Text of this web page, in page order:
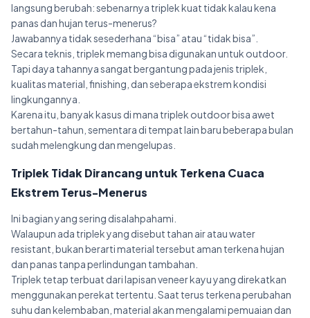
langsung berubah: sebenarnya triplek kuat tidak kalau kena
panas dan hujan terus-menerus?
Jawabannya tidak sesederhana “bisa” atau “tidak bisa”.
Secara teknis, triplek memang bisa digunakan untuk outdoor.
Tapi daya tahannya sangat bergantung pada jenis triplek,
kualitas material, finishing, dan seberapa ekstrem kondisi
lingkungannya.
Karena itu, banyak kasus di mana triplek outdoor bisa awet
bertahun-tahun, sementara di tempat lain baru beberapa bulan
sudah melengkung dan mengelupas.
Triplek Tidak Dirancang untuk Terkena Cuaca
Ekstrem Terus-Menerus
Ini bagian yang sering disalahpahami.
Walaupun ada triplek yang disebut tahan air atau water
resistant, bukan berarti material tersebut aman terkena hujan
dan panas tanpa perlindungan tambahan.
Triplek tetap terbuat dari lapisan veneer kayu yang direkatkan
menggunakan perekat tertentu. Saat terus terkena perubahan
suhu dan kelembaban, material akan mengalami pemuaian dan